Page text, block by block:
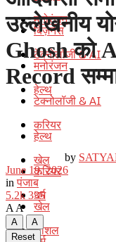
मनोरंजन
टेक्नोलॉजी & AI
हेल्थ
करियर
खेल
धर्म
सोशल
बिज़नेस
मनोरंजन
टेक्नोलॉजी & AI
हेल्थ
करियर
खेल
उल्लेखनीय
Ghosh को
Record
by
June 19, 2026
in पंजाब
5.2k 335
A A
A
A
Reset